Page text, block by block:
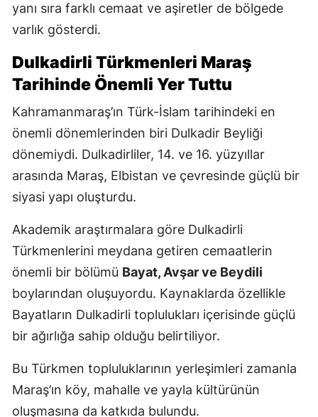
yanı sıra farklı cemaat ve aşiretler de bölgede
varlık gösterdi.
Dulkadirli Türkmenleri Maraş
Tarihinde Önemli Yer Tuttu
Kahramanmaraş’ın Türk-İslam tarihindeki en
önemli dönemlerinden biri Dulkadir Beyliği
dönemiydi. Dulkadirliler, 14. ve 16. yüzyıllar
arasında Maraş, Elbistan ve çevresinde güçlü bir
siyasi yapı oluşturdu.
Akademik araştırmalara göre Dulkadirli
Türkmenlerini meydana getiren cemaatlerin
önemli bir bölümü Bayat, Avşar ve Beydili
boylarından oluşuyordu. Kaynaklarda özellikle
Bayatların Dulkadirli toplulukları içerisinde güçlü
bir ağırlığa sahip olduğu belirtiliyor.
Bu Türkmen topluluklarının yerleşimleri zamanla
Maraş’ın köy, mahalle ve yayla kültürünün
oluşmasına da katkıda bulundu.